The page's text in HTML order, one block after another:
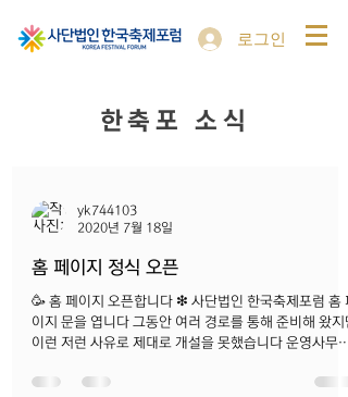
로그인
​한축포 소식
yk744103
2020년 7월 18일
홈 페이지 정식 오픈
🥳 홈 페이지 오픈합니다 ❇ 사단법인 한국축제포럼 홈
이지 문을 엽니다 그동안 여러 경로를 통해 준비해 왔지
이런 저런 사유로 제대로 개설을 못했습니다 운영사무국
내었습니다. 아직까지는...